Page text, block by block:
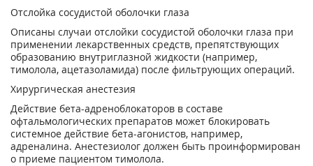
Отслойка сосудистой оболочки глаза
Описаны случаи отслойки сосудистой оболочки глаза при
применении лекарственных средств, препятствующих
образованию внутриглазной жидкости (например,
тимолола, ацетазоламида) после фильтрующих операций.
Хирургическая анестезия
Действие бета-адреноблокаторов в составе
офтальмологических препаратов может блокировать
системное действие бета-агонистов, например,
адреналина. Анестезиолог должен быть проинформирован
о приеме пациентом тимолола.